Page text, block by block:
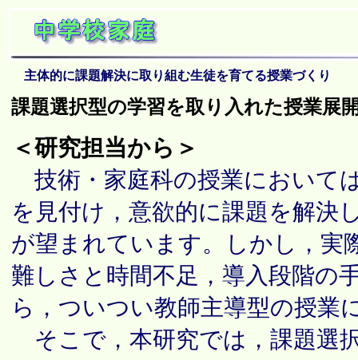
主体的に課題解決に取り組む生徒を育てる授業づくり
課題選択型の学習を取り入れた授業展
＜研究担当から＞
技術・家庭科の授業において
を見付け，意欲的に課題を解決
が望まれています。しかし，実
難しさと時間不足，導入段階の
ら，ついつい教師主導型の授業
そこで，本研究では，課題選